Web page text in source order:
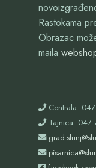
Rastokama
Obrazac
maila
Centrala:
Tajnica: 047
grad-